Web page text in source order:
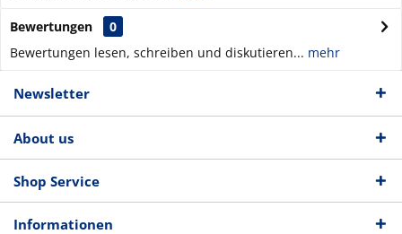
Bewertungen
0
Bewertungen lesen, schreiben und diskutieren... mehr
Newsletter
About us
Shop Service
Informationen